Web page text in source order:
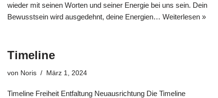
wieder mit seinen Worten und seiner Energie bei uns sein. Dein
Bewusstsein wird ausgedehnt, deine Energien… Weiterlesen »
Timeline
von Noris März 1, 2024
Timeline Freiheit Entfaltung Neuausrichtung Die Timeline